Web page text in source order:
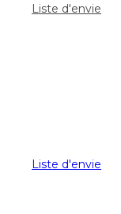
Liste d'envie
Liste d'envie